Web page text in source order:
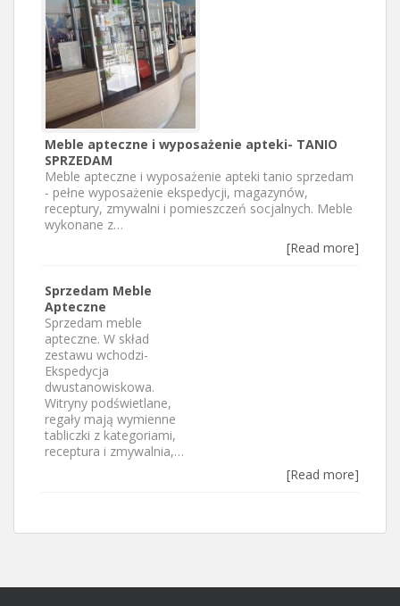
Meble apteczne i wyposażenie apteki- TANIO
SPRZEDAM
Meble apteczne i wyposażenie apteki tanio sprzedam
- pełne wyposażenie ekspedycji, magazynów,
receptury, zmywalni i pomieszczeń socjalnych. Meble
wykonane z…
[Read more]
Sprzedam Meble
Apteczne
Sprzedam meble
apteczne. W skład
zestawu wchodzi-
Ekspedycja
dwustanowiskowa.
Witryny podświetlane,
regały mają wymienne
tabliczki z kategoriami,
receptura i zmywalnia,…
[Read more]